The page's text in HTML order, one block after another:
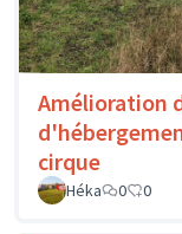
Amélioration
cirque
Héka 0 0